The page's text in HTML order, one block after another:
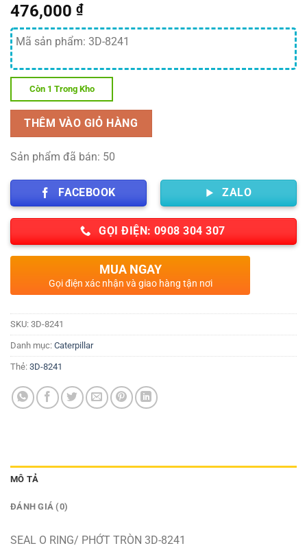
476,000 ₫
Mã sản phẩm: 3D-8241
Còn 1 Trong Kho
THÊM VÀO GIỎ HÀNG
Sản phẩm đã bán: 50
FACEBOOK ZALO
GỌI ĐIỆN: 0908 304 307
MUA NGAY
Gọi điện xác nhận và giao hàng tận nơi
SKU: 3D-8241
Danh mục: Caterpillar
Thẻ: 3D-8241
MÔ TẢ
ĐÁNH GIÁ (0)
SEAL O RING/ PHỚT TRÒN 3D-8241